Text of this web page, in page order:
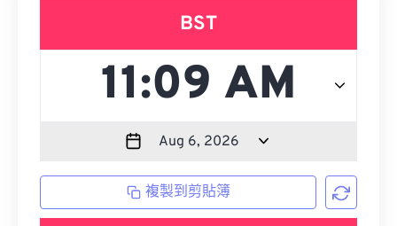
BST
複製到剪貼簿